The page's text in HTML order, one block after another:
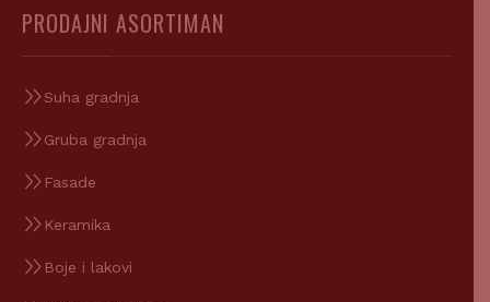
PRODAJNI ASORTIMAN
Suha gradnja
Gruba gradnja
Fasade
Keramika
Boje i lakovi